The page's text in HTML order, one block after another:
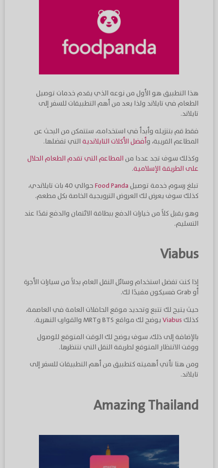
هذا التطبيق هو الأول من نوعه الذي يقدم خدمات توصيل
الطعام في تايلاند ولذا يعد من أهم التطبيقات للسفر إلى
تايلاند.
فقط قم بتنزيله وأبدأ في استخدامه، ستتمكن من البحث عن
المطاعم القريبة، وأفضل الأكلات التايلانديةالتي تفضلها.
وكذلك سوف تجد عددا منالمطاعم التي تقدم الطعام الحلال
على الطريقة الإسلامية.
تبلغ رسوم خدمة توصيلFood Panda
حوالي 40 بات تايلاندي،
كذلك سوف يعرض لك العروض الترويجية الخاصة بكل مطعم.
وهو يقبل كلاً من خيارات الدفع ببطاقة الائتمان والدفع نقدًا عند
التسليم.
Viabus
إذا كنت تفضل استخدام وسائل النقل العام بدلاً من سيارات الأجرة
أو Grab فسيكون مفيدًا لك.
حيث يتيح لك تتبع وتحديد موقع الحافلات العامة في العاصمة،
كذلكViabusيوضح لك مواقع BTS وMRT والقوارب النهرية.
بالإضافة إلى ذلك، سوف يوضح لك الوقت المتوقع للوصول
ووقت الانتظار المتوقع لطريقة النقل التي تنتظرها.
ومن هنا تأتي أهميته كتطبيق من أهم التطبيقات للسفر إلى
تايلاند.
Amazing Thailand